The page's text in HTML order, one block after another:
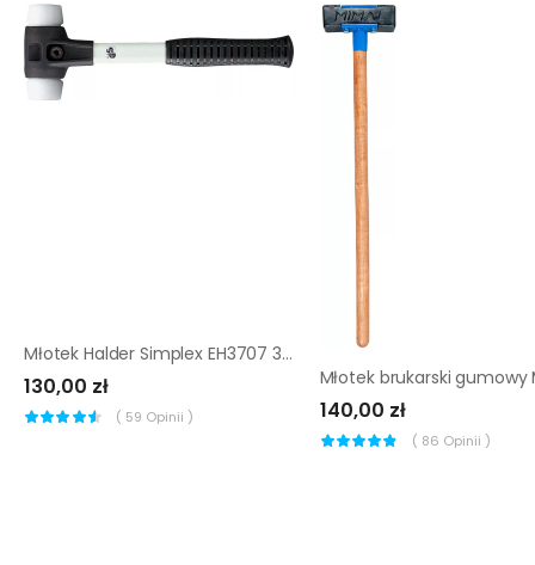
Młotek Halder Simplex EH3707 30 mm (super plastik)
130,00 zł
( 59 Opinii ) 140,00 zł
( 86 Opinii )